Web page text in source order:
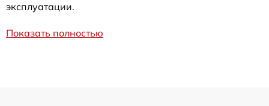
эксплуатации.
Показать полностью